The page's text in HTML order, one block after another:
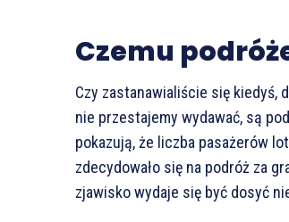
Czemu
Czy zastanawialiście się kiedyś,
nie przestajemy wydawać, są
pokazują, że liczba pasażerów
zdecydowało się na podróż za
zjawisko wydaje się być dosyć